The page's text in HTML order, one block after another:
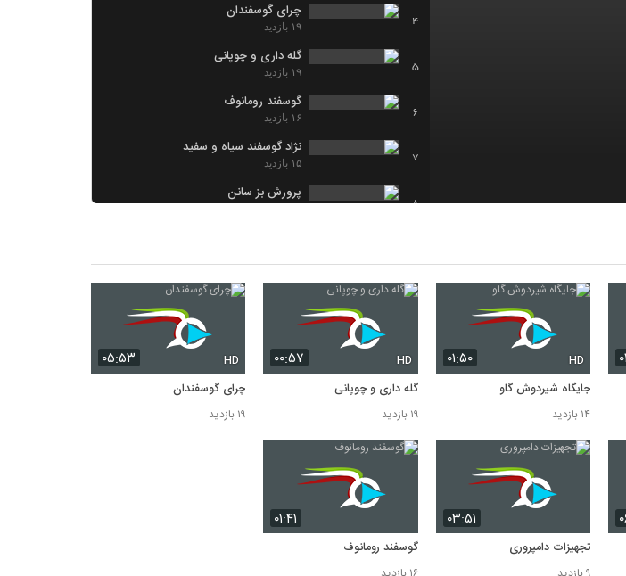
4
چرای گوسفندان
۱۹ بازدید
5
گله داری و چوپانی
۱۹ بازدید
6
گوسفند رومانوف
۱۶ بازدید
7
نژاد گوسفند سیاه و سفید
۱۵ بازدید
8
پرورش بز سانن
10
تجهیزات دامپروری
۰۱:۵۰ HD
جایگاه شیردوش گاو
۱۴ بازدید
۰۰:۵۷ HD
گله داری و چوپانی
۱۹ بازدید
۰۵:۵۳ HD
چرای گوسفندان
۱۹ بازدید
۰۳:۵۱
تجهیزات دامپروری
۰۱:۴۱
گوسفند رومانوف